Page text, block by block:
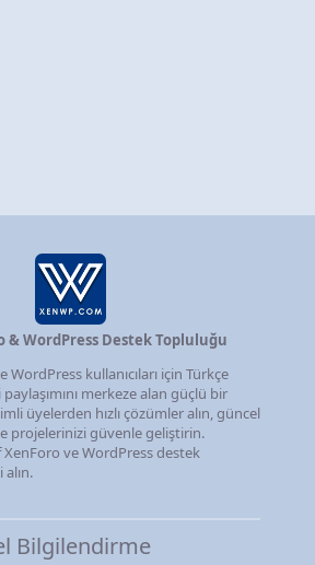
& WordPress Destek Topluluğu
WordPress kullanıcıları için Türkçe
merkeze alan güçlü bir
üyelerden hızlı çözümler alın, güncel
projelerinizi güvenle geliştirin.
XenForo ve WordPress destek
Bilgilendirme